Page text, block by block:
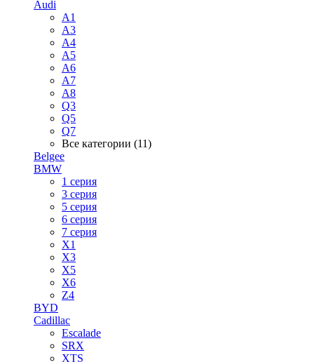
Audi
A1
A3
A4
A5
A6
A7
A8
Q3
Q5
Q7
Все категории (11)
Belgee
BMW
1 серия
3 серия
5 серия
6 серия
7 серия
X1
X3
X5
X6
Z4
BYD
Cadillac
Escalade
SRX
XTS